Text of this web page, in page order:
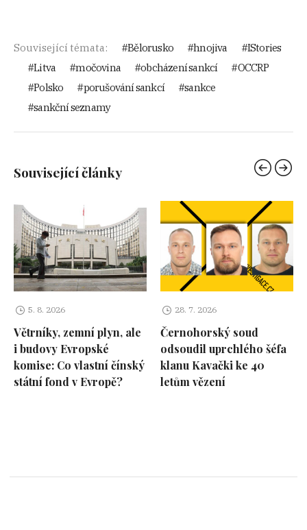
Související témata: Bělorusko hnojiva
IStories
Litva
močovina obcházení sankcí
OCCRP
Polsko
porušování sankcí
sankce
sankční seznamy
Související články
5. 8. 2026
Větrníky, zemní plyn, ale
i budovy Evropské
komise: Co vlastní čínský
státní fond v Evropě?
28. 7. 2026
Černohorský soud
odsoudil uprchlého šéfa
klanu Kavački ke 40
letům vězení